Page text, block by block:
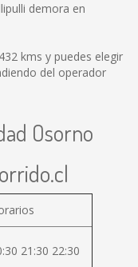
demora en
432 kms y puedes elegir
del operador
Osorno
21:30 22:30